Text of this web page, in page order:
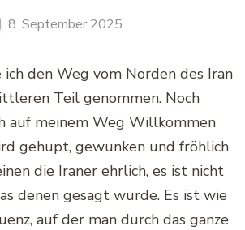
8. September 2025
ich den Weg vom Norden des Iran
Teil genommen. Noch
auf meinem Weg Willkommen
gehupt, gewunken und fröhlich
die Iraner ehrlich, es ist nicht
denen gesagt wurde. Es ist wie
auf der man durch das ganze